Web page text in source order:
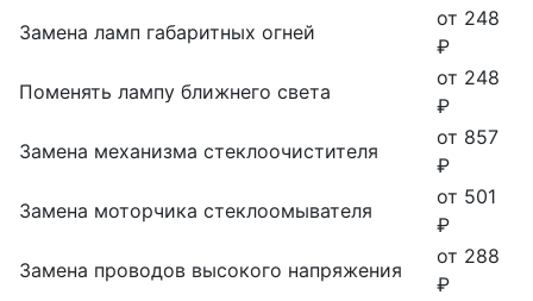
Замена ламп габаритных огней
от 248
₽
Поменять лампу ближнего света
от 248
₽
Замена механизма стеклоочистителя
от 857
₽
Замена моторчика стеклоомывателя
от 501
₽
Замена проводов высокого напряжения
от 288
₽